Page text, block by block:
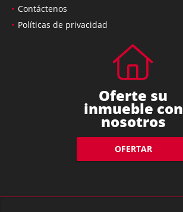
Contáctenos
Políticas de privacidad
Oferte su
inmueble con
nosotros
OFERTAR